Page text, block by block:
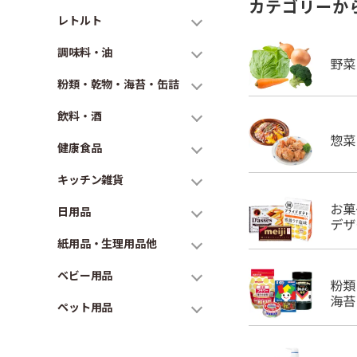
レトルト
調味料・油
粉類・乾物・海苔・缶詰
飲料・酒
健康食品
キッチン雑貨
日用品
紙用品・生理用品他
ベビー用品
ペット用品
カテゴリーか